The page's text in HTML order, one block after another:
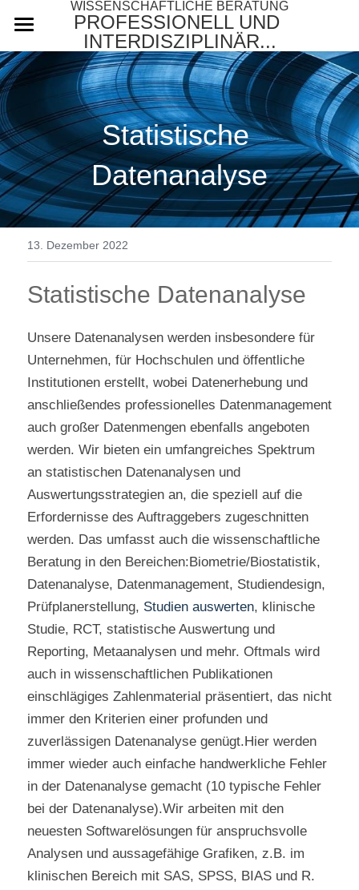
WISSENSCHAFTLICHE BERATUNG
PROFESSIONELL UND
INTERDISZIPLINÄR...
Startseite
Über uns
Leistungen
Honorar
Referenzen
Anfrage
Datenauswertung + Datenanalyse
Studienauswertung
Suche
Statistische
Datenanalyse
13. Dezember 2022
Statistische Datenanalyse
Unsere Datenanalysen werden insbesondere für
Unternehmen, für Hochschulen und öffentliche
Institutionen erstellt, wobei Datenerhebung und
anschließendes professionelles Datenmanagement
auch großer Datenmengen ebenfalls angeboten
werden. Wir bieten ein umfangreiches Spektrum
an statistischen Datenanalysen und
Auswertungsstrategien an, die speziell auf die
Erfordernisse des Auftraggebers zugeschnitten
werden. Das umfasst auch die wissenschaftliche
Beratung in den Bereichen:Biometrie/Biostatistik,
Datenanalyse, Datenmanagement, Studiendesign,
Prüfplanerstellung, Studien auswerten, klinische
Studie, RCT, statistische Auswertung und
Reporting, Metaanalysen und mehr. Oftmals wird
auch in wissenschaftlichen Publikationen
einschlägiges Zahlenmaterial präsentiert, das nicht
immer den Kriterien einer profunden und
zuverlässigen Datenanalyse genügt.Hier werden
immer wieder auch einfache handwerkliche Fehler
in der Datenanalyse gemacht (10 typische Fehler
bei der Datenanalyse).Wir arbeiten mit den
neuesten Softwarelösungen für anspruchsvolle
Analysen und aussagefähige Grafiken, z.B. im
klinischen Bereich mit SAS, SPSS, BIAS und R.